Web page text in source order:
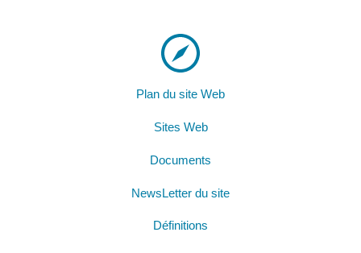
Plan du site Web
Sites Web
Documents
NewsLetter du site
Définitions